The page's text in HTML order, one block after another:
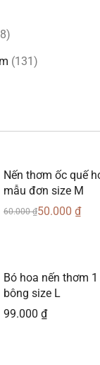
(131)
Nến thơm ốc quế
mẫu đơn size M
60.000₫50.000 ₫
Bó hoa nến thơm 1
bông size L
99.000 ₫